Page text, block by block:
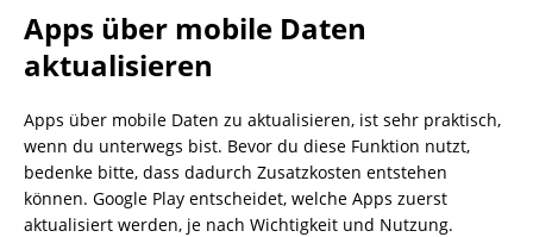
Apps über mobile Daten
aktualisieren
Apps über mobile Daten zu aktualisieren, ist sehr praktisch,
wenn du unterwegs bist. Bevor du diese Funktion nutzt,
bedenke bitte, dass dadurch Zusatzkosten entstehen
können. Google Play entscheidet, welche Apps zuerst
aktualisiert werden, je nach Wichtigkeit und Nutzung.